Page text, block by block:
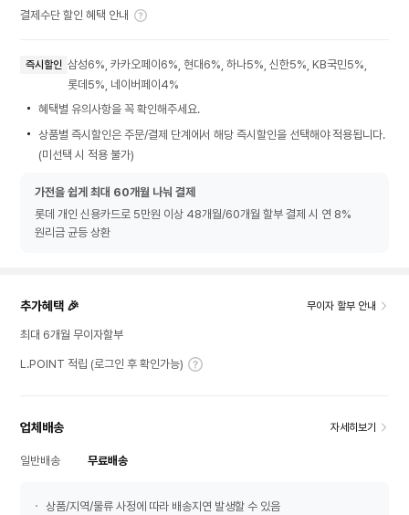
결제수단 할인 혜택 안내
즉시할인 삼성6%, 카카오페이6%, 현대6%, 하나5%, 신한5%, KB국민5%,
롯데5%, 네이버페이4%
혜택별 유의사항을 꼭 확인해주세요.
상품별 즉시할인은 주문/결제 단계에서 해당 즉시할인을 선택해야 적용됩니다.
(미선택 시 적용 불가)
가전을 쉽게 최대 60개월 나눠 결제
롯데 개인 신용카드로 5만원 이상 48개월/60개월 할부 결제 시 연 8%
원리금 균등 상환
추가혜택 🎉 무이자 할부 안내
최대 6개월 무이자할부
L.POINT 적립 (로그인 후 확인가능)
업체배송 자세히보기
일반배송 무료배송
상품/지역/물류 사정에 따라 배송지연 발생할 수 있음